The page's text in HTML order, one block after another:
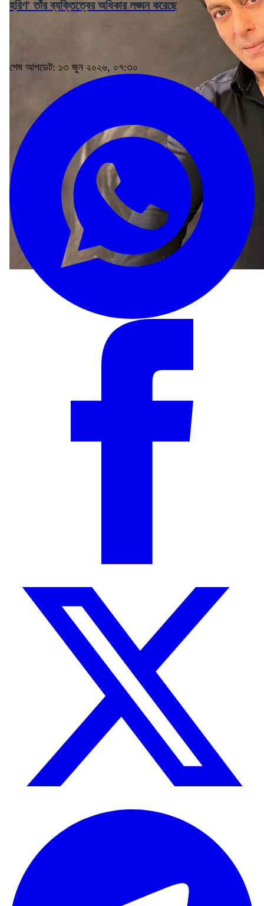
হরিণ' তাঁর ব্যক্তিত্বের অধিকার লঙ্ঘন করেছে
শেষ আপডেট: ১৩ জুন ২০২৬, ০৭:৩০